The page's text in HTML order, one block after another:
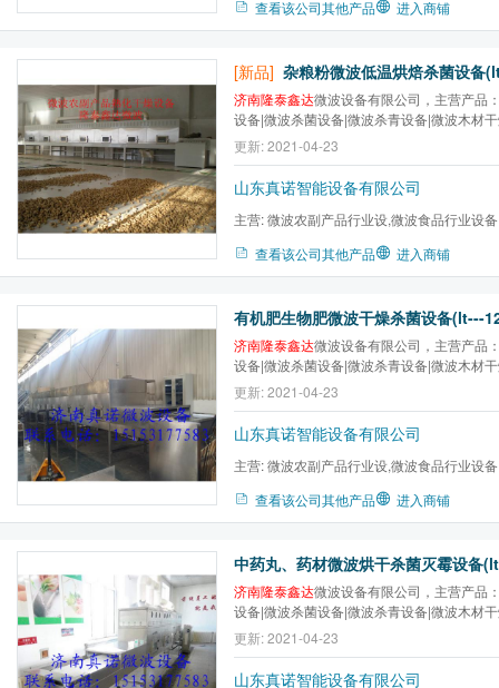
查看该公司其他产品 进入商铺
[新品]
济南隆泰鑫达微波设备有限公司，主营产品
设备|微波杀菌设备|微波杀青设备|微波木材
干设备|微波金银花干燥杀青设备,卓越品质
户促进隆泰鑫达常规设备品牌发展！
更新: 2021-04-23
山东真诺智能设备有限公司
主营:微波农副产品行业设,微波食品行业设
查看该公司其他产品 进入商铺
济南隆泰鑫达微波设备有限公司，主营产品
设备|微波杀菌设备|微波杀青设备|微波木材
干设备|微波金银花干燥杀青设备|微波低温
质，卓越服务，让利客户促进隆泰常规设备
更新: 2021-04-23
山东真诺智能设备有限公司
主营:微波农副产品行业设,微波食品行业设
查看该公司其他产品 进入商铺
济南隆泰鑫达微波设备有限公司，主营产品
设备|微波杀菌设备|微波杀青设备|微波木材
干设备|微波金银花干燥杀青设备|微波低温
质，卓越服务，让利客户促进隆泰常规设备
更新: 2021-04-23
山东真诺智能设备有限公司